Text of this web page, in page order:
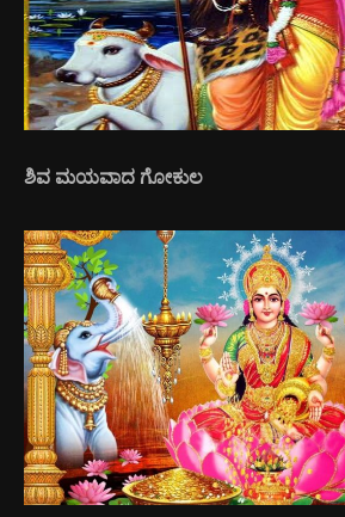
ಶಿವ ಮಯವಾದ ಗೋಕುಲ